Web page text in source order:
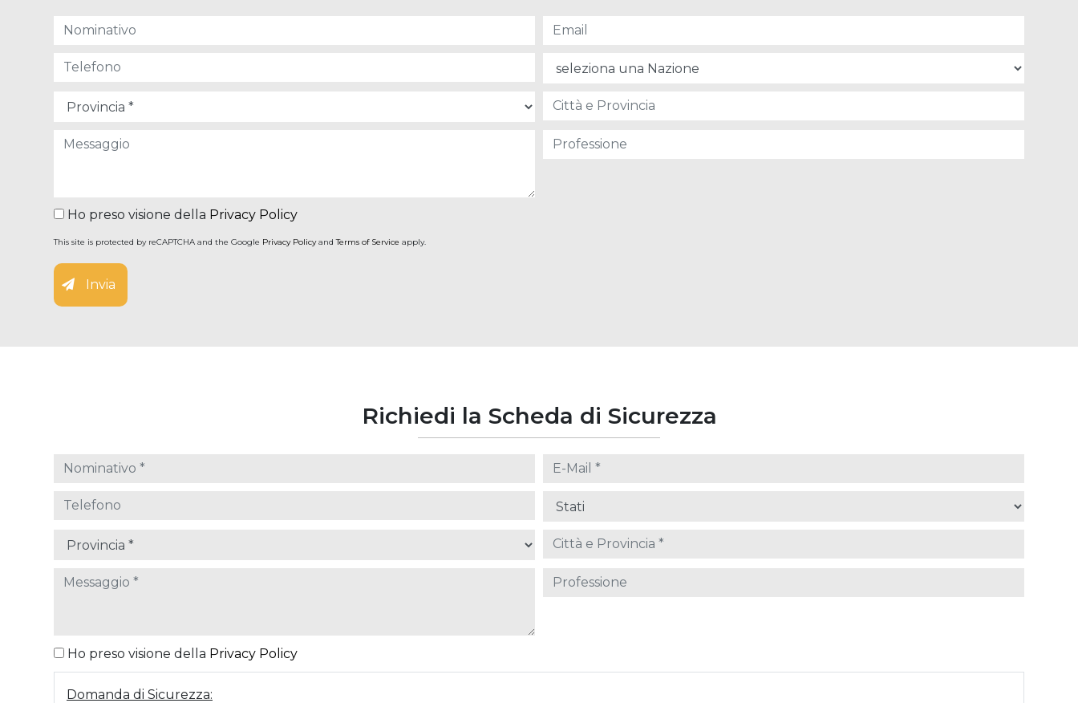
Ho preso visione della Privacy Policy
This site is protected by reCAPTCHA and the Google Privacy PolicyandTerms of Service apply.
Invia
Richiedi la Scheda di Sicurezza
Ho preso visione della Privacy Policy
Domanda di Sicurezza: